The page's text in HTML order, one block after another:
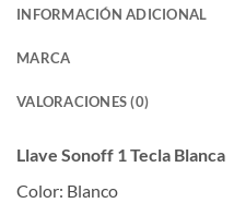
INFORMACIÓN ADICIONAL
MARCA
VALORACIONES (0)
Llave Sonoff 1 Tecla Blanca
Color: Blanco